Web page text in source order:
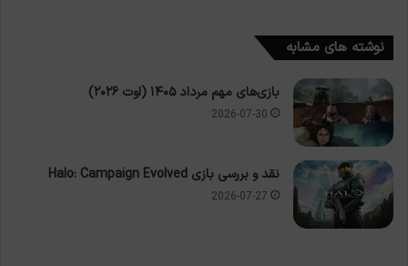
نوشته های مشابه
بازی‌های مهم مرداد ۱۴۰۵ (اوت ۲۰۲۶)
2026-07-30
نقد و بررسی بازی Halo: Campaign Evolved
2026-07-27